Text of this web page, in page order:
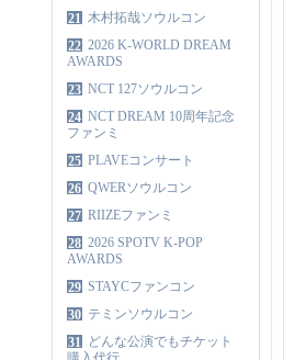
21 木村拓哉ソウルコン
22 2026 K-WORLD DREAM
AWARDS
23 NCT 127ソウルコン
24 NCT DREAM 10周年記念
ファンミ
25 PLAVEコンサート
26 QWERソウルコン
27 RIIZEファンミ
28 2026 SPOTV K-POP
AWARDS
29 STAYCファンコン
30 テミンソウルコン
31 どんな公演でもチケット